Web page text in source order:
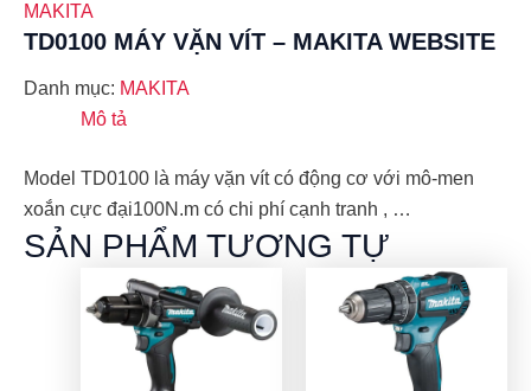
MAKITA
TD0100 MÁY VẶN VÍT – MAKITA WEBSITE
Danh mục: MAKITA
Mô tả
Model TD0100 là máy vặn vít có động cơ với mô-men
xoắn cực đại100N.m có chi phí cạnh tranh , …
SẢN PHẨM TƯƠNG TỰ